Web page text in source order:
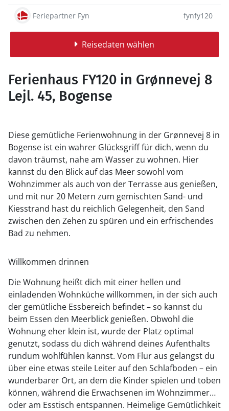
Feriepartner Fyn fynfy120
Reisedaten wählen
Ferienhaus FY120 in Grønnevej 8
Lejl. 45, Bogense
Diese gemütliche Ferienwohnung in der Grønnevej 8 in
Bogense ist ein wahrer Glücksgriff für dich, wenn du
davon träumst, nahe am Wasser zu wohnen. Hier
kannst du den Blick auf das Meer sowohl vom
Wohnzimmer als auch von der Terrasse aus genießen,
und mit nur 20 Metern zum gemischten Sand- und
Kiesstrand hast du reichlich Gelegenheit, den Sand
zwischen den Zehen zu spüren und ein erfrischendes
Bad zu nehmen.
Willkommen drinnen
Die Wohnung heißt dich mit einer hellen und
einladenden Wohnküche willkommen, in der sich auch
der gemütliche Essbereich befindet – so kannst du
beim Essen den Meerblick genießen. Obwohl die
Wohnung eher klein ist, wurde der Platz optimal
genutzt, sodass du dich während deines Aufenthalts
rundum wohlfühlen kannst. Vom Flur aus gelangst du
über eine etwas steile Leiter auf den Schlafboden – ein
wunderbarer Ort, an dem die Kinder spielen und toben
können, während die Erwachsenen im Wohnzimmer
oder am Esstisch entspannen. Heimelige Gemütlichkeit